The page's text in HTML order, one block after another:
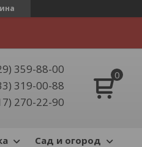
359-88-00
319-00-88
270-22-90
Сад и огород